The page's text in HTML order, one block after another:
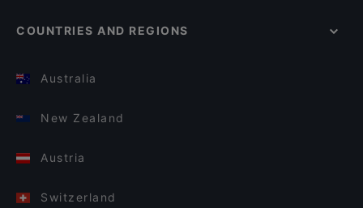
COUNTRIES AND REGIONS
Australia
New Zealand
Austria
Switzerland